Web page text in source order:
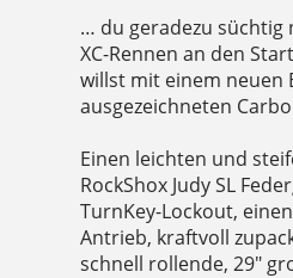
… du geradezu süchtig
XC-Rennen an den
willst mit einem neuen
ausgezeichneten
Einen leichten und
RockShox Judy SL
TurnKey-Lockout,
Antrieb, kraftvoll
schnell rollende, 29"